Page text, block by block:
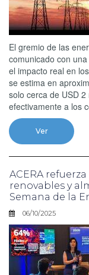
El gremio de las
comunicado con
el impacto real en
se estima en
solo cerca de USD
efectivamente a los
Ver
ACERA
renovables y
Semana de la
06/10/2025